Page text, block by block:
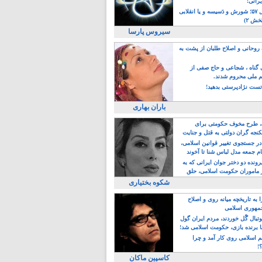
رویداد سال ۵۷؛ شورش و دَسیسه و یا انقلابی
۲)
سیروس پارسا
و اصلاح طلبان از پشت به
گناه ، شجاعی و حاج صفی از
ملی محروم شدند.
نژادپرستی بدهید!
باران بهاری
مخوف حکومتی برای
گران دولتی به قتل و جنایت
جستجوی تغییر قوانین اسلامی،
جمعه مدل لباس شنا تا آخوند
دو دختر جوان ایرانی که به
ماموران حکومت اسلامی، حلق
شکوه بختیاری
به تاریخچه میانه روی و اصلاح
اسلامی
گًل خوردند، مردم ایران گول
برنده بازی، حکومت اسلامی شد!
اسلامی روی کار آمد و چرا
کاسپین ماکان